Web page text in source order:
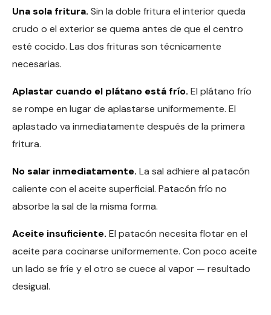
Una sola fritura. Sin la doble fritura el interior queda
crudo o el exterior se quema antes de que el centro
esté cocido. Las dos frituras son técnicamente
necesarias.
Aplastar cuando el plátano está frío. El plátano frío
se rompe en lugar de aplastarse uniformemente. El
aplastado va inmediatamente después de la primera
fritura.
No salar inmediatamente. La sal adhiere al patacón
caliente con el aceite superficial. Patacón frío no
absorbe la sal de la misma forma.
Aceite insuficiente. El patacón necesita flotar en el
aceite para cocinarse uniformemente. Con poco aceite
un lado se fríe y el otro se cuece al vapor — resultado
desigual.